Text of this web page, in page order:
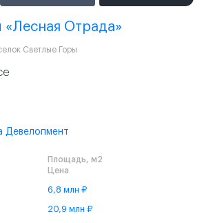
«Лесная Отрада»
Светлые Горы
Девелопмент
Площадь, м2
Цена
6,8 млн ₽
20,9 млн ₽